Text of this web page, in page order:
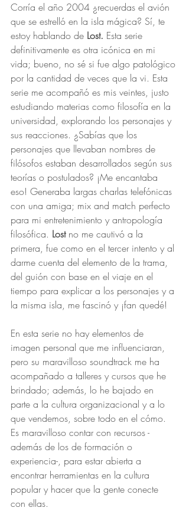
Corría el año 2004 ¿recuerdas el avión
que se estrelló en la isla mágica? Sí, te
estoy hablando de Lost. Esta serie
definitivamente es otra icónica en mi
vida; bueno, no sé si fue algo patológico
por la cantidad de veces que la vi. Esta
serie me acompañó es mis veintes, justo
estudiando materias como filosofía en la
universidad, explorando los personajes y
sus reacciones. ¿Sabías que los
personajes que llevaban nombres de
filósofos estaban desarrollados según sus
teorías o postulados? ¡Me encantaba
eso! Generaba largas charlas telefónicas
con una amiga; mix and match perfecto
para mi entretenimiento y antropología
filosófica. Lost no me cautivó a la
primera, fue como en el tercer intento y al
darme cuenta del elemento de la trama,
del guión con base en el viaje en el
tiempo para explicar a los personajes y a
la misma isla, me fascinó y ¡fan quedé!
En esta serie no hay elementos de
imagen personal que me influenciaran,
pero su maravilloso soundtrack me ha
acompañado a talleres y cursos que he
brindado; además, lo he bajado en
parte a la cultura organizacional y a lo
que vendemos, sobre todo en el cómo.
Es maravilloso contar con recursos -
además de los de formación o
experiencia-, para estar abierta a
encontrar herramientas en la cultura
popular y hacer que la gente conecte
con ellas.